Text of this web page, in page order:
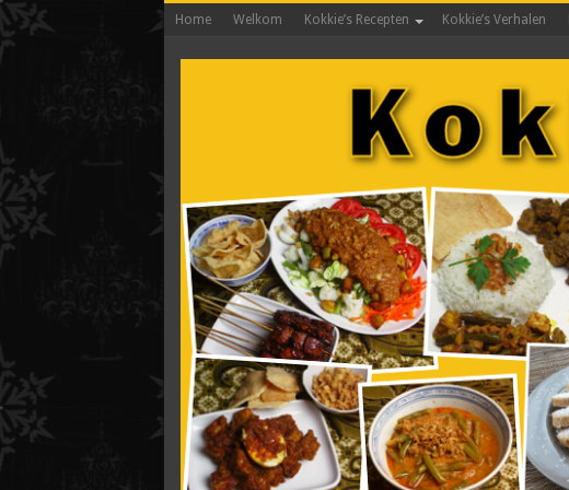
Home Welkom Kokkie’s Recepten Kokkie’s Verhalen